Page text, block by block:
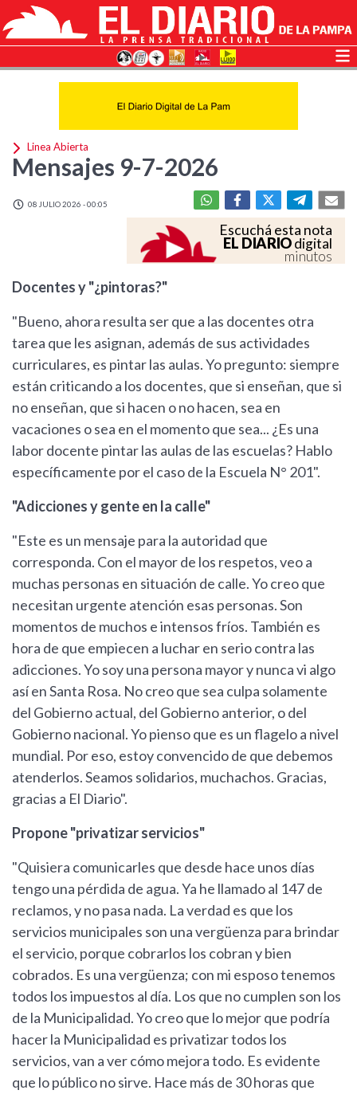
Linea Abierta
Mensajes 9-7-2026
08 JULIO 2026 - 00:05
Escuchá esta nota
EL DIARIOdigital
minutos
Docentes y "¿pintoras?"
"Bueno, ahora resulta ser que a las docentes otra
tarea que les asignan, además de sus actividades
curriculares, es pintar las aulas. Yo pregunto: siempre
están criticando a los docentes, que si enseñan, que si
no enseñan, que si hacen o no hacen, sea en
vacaciones o sea en el momento que sea... ¿Es una
labor docente pintar las aulas de las escuelas? Hablo
específicamente por el caso de la Escuela N° 201".
"Adicciones y gente en la calle"
"Este es un mensaje para la autoridad que
corresponda. Con el mayor de los respetos, veo a
muchas personas en situación de calle. Yo creo que
necesitan urgente atención esas personas. Son
momentos de muchos e intensos fríos. También es
hora de que empiecen a luchar en serio contra las
adicciones. Yo soy una persona mayor y nunca vi algo
así en Santa Rosa. No creo que sea culpa solamente
del Gobierno actual, del Gobierno anterior, o del
Gobierno nacional. Yo pienso que es un flagelo a nivel
mundial. Por eso, estoy convencido de que debemos
atenderlos. Seamos solidarios, muchachos. Gracias,
gracias a El Diario".
Propone "privatizar servicios"
"Quisiera comunicarles que desde hace unos días
tengo una pérdida de agua. Ya he llamado al 147 de
reclamos, y no pasa nada. La verdad es que los
servicios municipales son una vergüenza para brindar
el servicio, porque cobrarlos los cobran y bien
cobrados. Es una vergüenza; con mi esposo tenemos
todos los impuestos al día. Los que no cumplen son los
de la Municipalidad. Yo creo que lo mejor que podría
hacer la Municipalidad es privatizar todos los
servicios, van a ver cómo mejora todo. Es evidente
que lo público no sirve. Hace más de 30 horas que